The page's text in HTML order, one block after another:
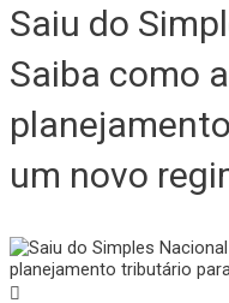
Saiu do
Saiba como
um novo